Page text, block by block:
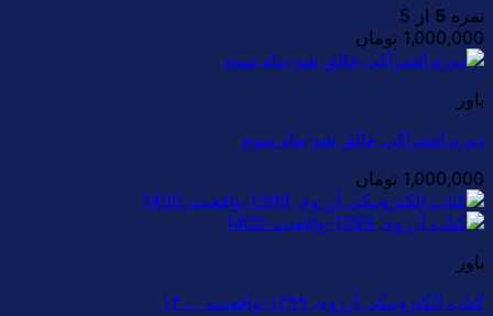
نمره 5 از 5
1,000,000 تومان
باور
دوره اشتراکی خالق شو-ماه سوم
1,000,000 تومان
باور
کتاب الکترونیکی آرزوی ۱۳۹۹-واقعیت ۱۴۰۰